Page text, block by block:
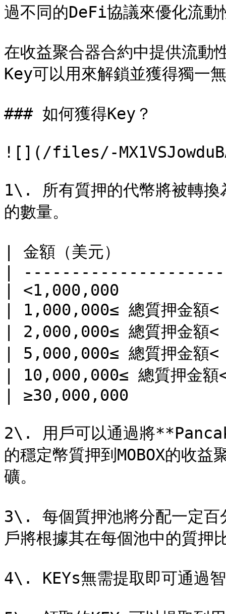
過不同的DeFi協議來優化流
在收益聚合器合約中提供流動
Key可以用來解鎖並獲得獨一
### 如何獲得Key？
![](/files/-
1\. 所有質押的代幣將被轉換
的數量。
| 金額（美元）
|
| <1,000,000
| 1,000,000≤ 總質押金
| 2,000,000≤ 總質押金
| 5,000,000≤ 總質押金
| 10,000,000≤ 總質押
| ≥30,000,000
2\. 用戶可以通過將
的穩定幣質押到MOBOX的收
礦。
3\. 每個質押池將分配一定百
戶將根據其在每個池中的質押
4\. KEYs無需提取即可通過